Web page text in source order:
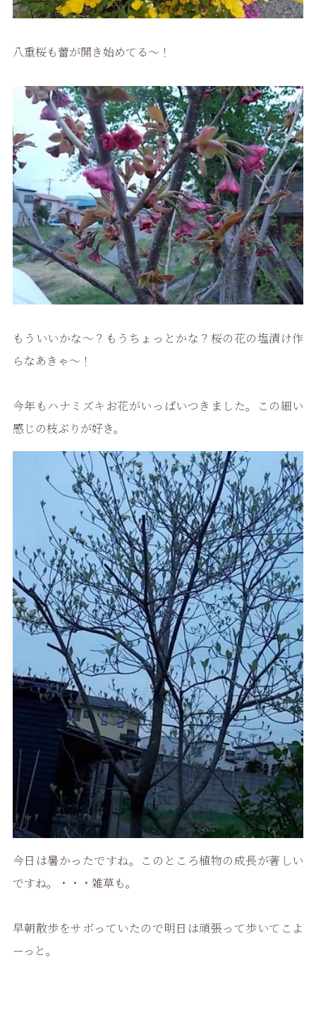
八重桜も蕾が開き始めてる〜！
もういいかな〜？もうちょっとかな？桜の花の塩漬け作
らなあきゃ〜！
今年もハナミズキお花がいっぱいつきました。この細い
感じの枝ぶりが好き。
今日は暑かったですね。このところ植物の成長が著しい
ですね。・・・雑草も。
早朝散歩をサボっていたので明日は頑張って歩いてこよ
ーっと。